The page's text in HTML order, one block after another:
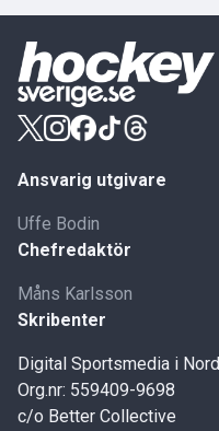
Ansvarig utgivare
Uffe Bodin
Chefredaktör
Måns Karlsson
Skribenter
Digital Sportsmedia i
Org.nr: 559409-9698
c/o Better Collective